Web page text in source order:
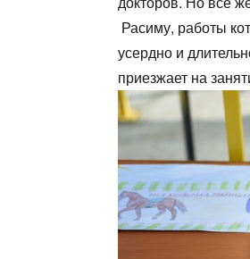
Расиму, работы
усердно и
приезжает на